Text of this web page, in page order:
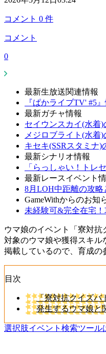
コメント 0 件
コメント
0
最新生放送関連情報
『ぱかライブTV' #5
最新ガチャ情報
セイウンスカイ(水着)
メジロブライト(水着
キセキ(SSRスタミナ)
最新シナリオ情報
「らっしゃい！トレ
最新レースイベント
8月LOH中距離の攻略
GameWithからのお知
未経験可&完全在宅！
ウマ娘のイベント「寮対抗
対象のウマ娘や獲得スキル
掲載しているので、育成の
目次
「寮対抗クイズバ
発生するウマ娘と
選択肢イベント検索ツール